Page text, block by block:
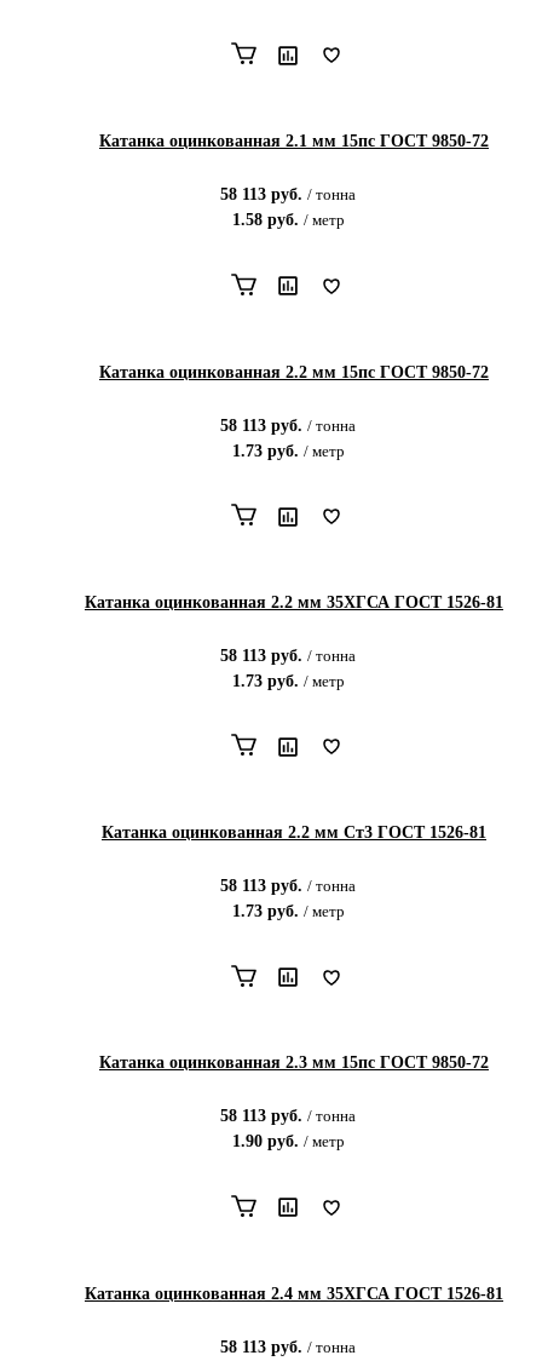
Катанка оцинкованная 2.1 мм 15пс ГОСТ 9850-72
58 113 руб. / тонна
1.58руб. / метр
Катанка оцинкованная 2.2 мм 15пс ГОСТ 9850-72
58 113 руб. / тонна
1.73руб. / метр
Катанка оцинкованная 2.2 мм 35ХГСА ГОСТ 1526-81
58 113 руб. / тонна
1.73руб. / метр
Катанка оцинкованная 2.2 мм Ст3 ГОСТ 1526-81
58 113 руб. / тонна
1.73руб. / метр
Катанка оцинкованная 2.3 мм 15пс ГОСТ 9850-72
58 113 руб. / тонна
1.90руб. / метр
Катанка оцинкованная 2.4 мм 35ХГСА ГОСТ 1526-81
58 113 руб. / тонна